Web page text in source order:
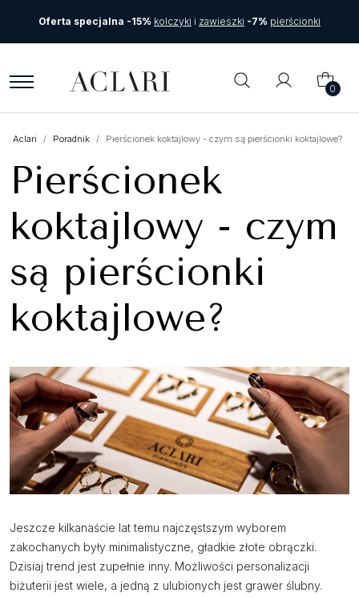
Oferta specjalna -15% kolczyki i zawieszki -7% pierścionki
0
Aclari Poradnik Pierścionek koktajlowy - czym są pierścionki koktajlowe?
Pierścionek
koktajlowy - czym
są pierścionki
koktajlowe?
Jeszcze kilkanaście lat temu najczęstszym wyborem
zakochanych były minimalistyczne, gładkie złote obrączki.
Dzisiaj trend jest zupełnie inny. Możliwości personalizacji
biżuterii jest wiele, a jedną z ulubionych jest grawer ślubny.